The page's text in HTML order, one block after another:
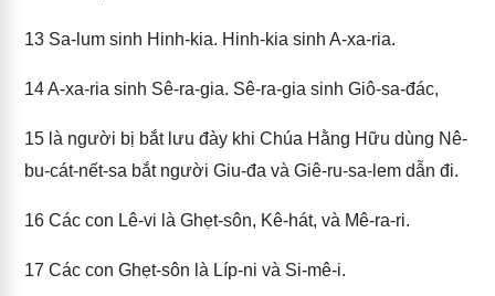
13 Sa-lum sinh Hinh-kia. Hinh-kia sinh A-xa-ria.
14A-xa-ria sinh Sê-ra-gia. Sê-ra-gia sinh Giô-sa-đác,
15 là người bị bắt lưu đày khi Chúa Hằng Hữu dùng Nê-
bu-cát-nết-sa bắt người Giu-đa và Giê-ru-sa-lem dẫn đi.
16 Các con Lê-vi là Ghẹt-sôn, Kê-hát, và Mê-ra-ri.
17 Các con Ghẹt-sôn là Líp-ni và Si-mê-i.